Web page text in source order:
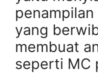
yang
membuat
seperti MC